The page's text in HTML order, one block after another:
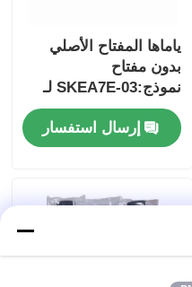
ياماها المفتاح الأصلي
بدون مفتاح
نموذج:SKEA7E-03 لـ
Yamaha Smart
Remote Key B74-
H6261-02/662F-
إرسال استفسار